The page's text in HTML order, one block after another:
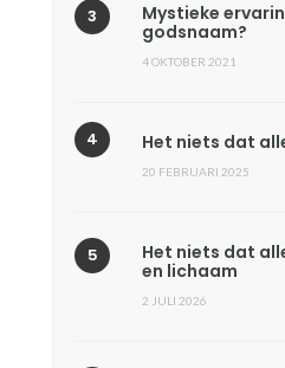
Mystieke
godsnaam?
4 OKTOBER 2021
Het niets dat
20 FEBRUARI 2025
Het niets dat
en lichaam
2 JULI 2026